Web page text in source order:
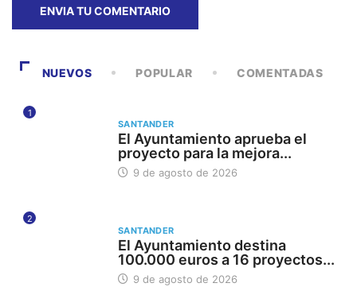
NUEVOS POPULAR COMENTADAS
1
SANTANDER
El Ayuntamiento aprueba el
proyecto para la mejora...
9 de agosto de 2026
2
SANTANDER
El Ayuntamiento destina
100.000 euros a 16 proyectos...
9 de agosto de 2026